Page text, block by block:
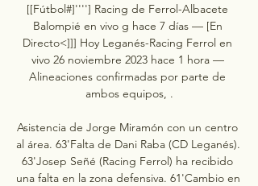
[[Fútbol#]''''] Racing de Ferrol-Albacete
Balompié en vivo g hace 7 días — [En
Directo<]]] Hoy Leganés-Racing Ferrol en
vivo 26 noviembre 2023 hace 1 hora —
Alineaciones confirmadas por parte de
ambos equipos, .
Asistencia de Jorge Miramón con un centro
al área. 63'Falta de Dani Raba (CD Leganés).
63'Josep Señé (Racing Ferrol) ha recibido
una falta en la zona defensiva. 61'Cambio en